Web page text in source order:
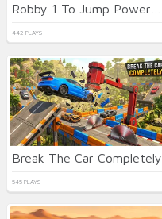
442 PLAYS
Break The Car Completely
545 PLAYS